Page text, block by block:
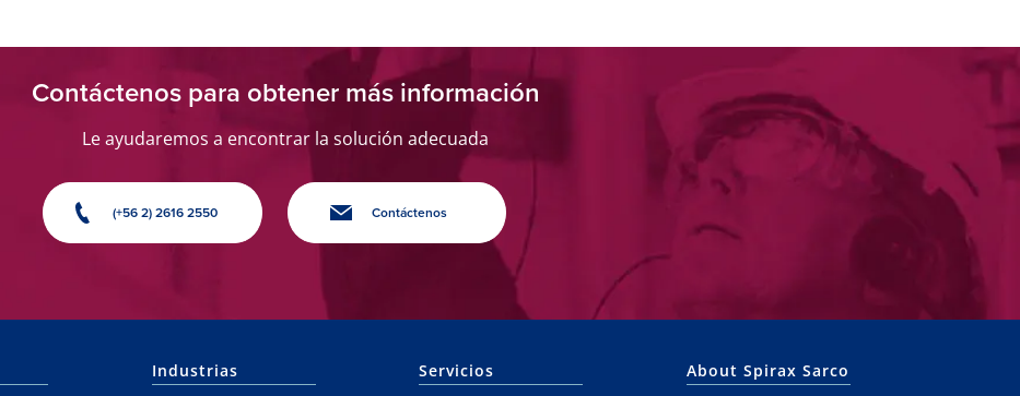
Contáctenos para obtener más información
Le ayudaremos a encontrar la solución adecuada
(+56 2) 2616 2550 Contáctenos
Industrias
Servicios
About Spirax Sarco